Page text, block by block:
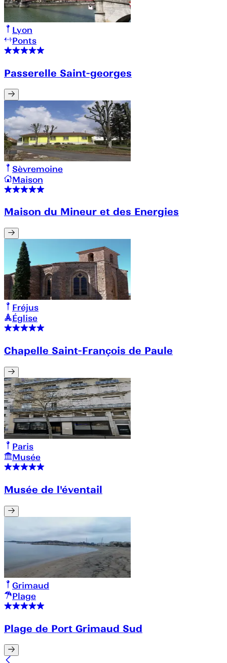
Lyon
Ponts
Passerelle Saint-georges
Sèvremoine
Maison
Maison du Mineur et des Energies
Fréjus
Église
Chapelle Saint-François de Paule
Paris
Musée
Musée de l'éventail
Grimaud
Plage
Plage de Port Grimaud Sud